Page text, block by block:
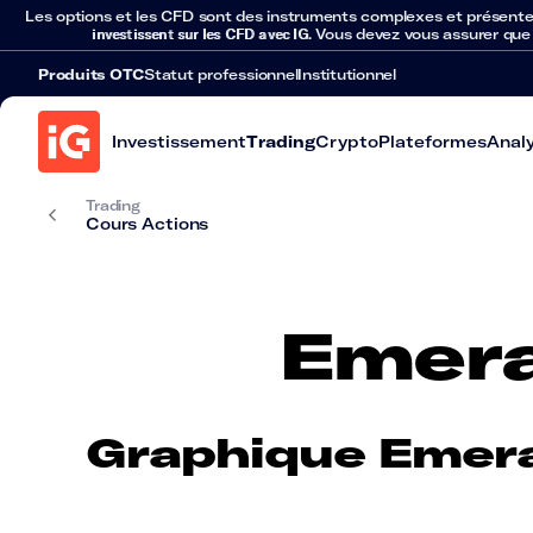
Les options et les CFD sont des instruments complexes et
investissent sur les CFD avec IG. Vous devez vous assurer
Produits OTCStatut professionnelInstitutionnel
InvestissementTradingCryptoPlateformes
Trading
Cours Actions
Graphique